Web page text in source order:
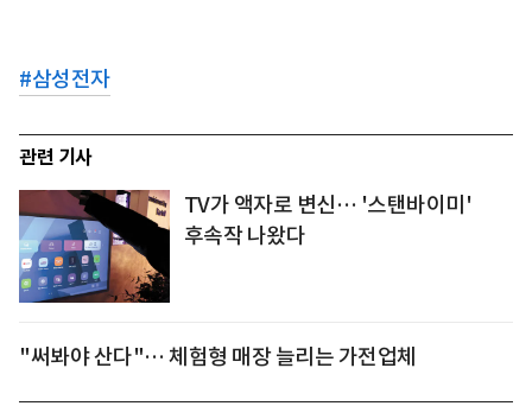
#삼성전자
관련 기사
TV가 액자로 변신… '스탠바이미'
후속작 나왔다
"써봐야 산다"… 체험형 매장 늘리는 가전업체